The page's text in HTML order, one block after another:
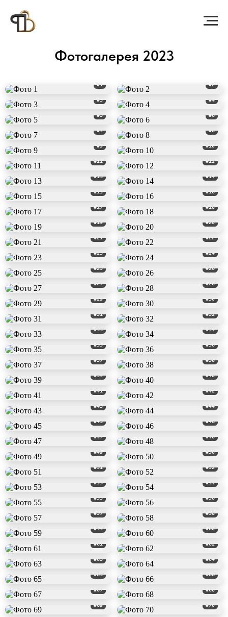
Фотогалерея 2023
#1 #2
#3 #4
#5 #6
#7 #8
#9 #10
#11 #12
#13 #14
#15 #16
#17 #18
#19 #20
#21 #22
#23 #24
#25 #26
#27 #28
#29 #30
#31 #32
#33 #34
#35 #36
#37 #38
#39 #40
#41 #42
#43 #44
#45 #46
#47 #48
#49 #50
#51 #52
#53 #54
#55 #56
#57 #58
#59 #60
#61 #62
#63 #64
#65 #66
#67 #68
#69 #70